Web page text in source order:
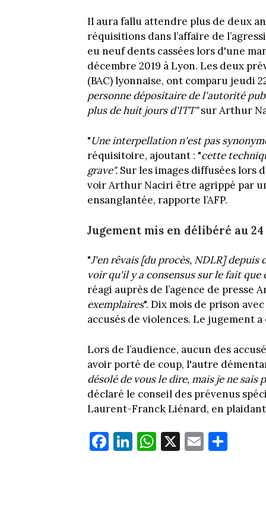
Il aura fallu attendre plus de deux
réquisitions dans l’affaire de
eu neuf dents cassées lors d'une
décembre 2019 à Lyon. Les deux
(BAC) lyonnaise, ont comparu jeudi
personne dépositaire de l'autorité
plus de huit jours d'ITT"sur Arthur
"Une interpellation n'est pas
réquisitoire, ajoutant : "cette
grave". Sur les images diffusées lors
voir Arthur Naciri être agrippé par
ensanglantée, rapporte l’AFP.
Jugement mis en délibéré au
"J'en rêvais [du procès, NDLR] depuis
voir qu'il y a consensus sur le fait
réagi auprès de l’agence de presse
exemplaires". Dix mois de prison
accusés de violences. Le jugement
Lors de l’audience, aucun des
avoir porté de coup, l'autre
désolé de vous le dire, mais je ne
déclaré le conseil des prévenus
Laurent-Franck Liénard, en
Fa
ce
Li
nk
W
ha
X E
m